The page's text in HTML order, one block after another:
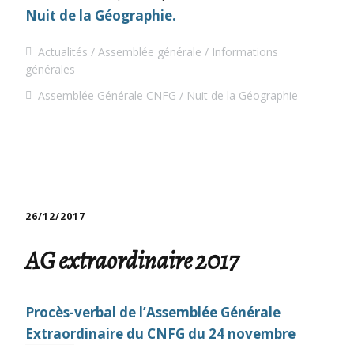
Nuit de la Géographie.
Actualités Assemblée générale
Informations
générales
Assemblée Générale CNFG
Nuit de la Géographie
26/12/2017
AG extraordinaire 2017
Procès-verbal de l’Assemblée Générale
Extraordinaire du CNFG du 24 novembre